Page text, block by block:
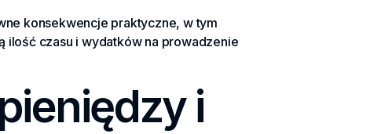
konsekwencje praktyczne, w tym
ilość czasu i wydatków na prowadzenie
i